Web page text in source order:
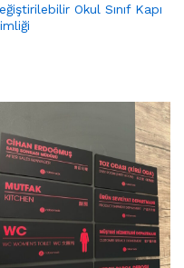
Okul Sınıf Kapı